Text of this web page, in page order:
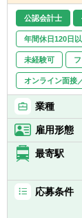
公認会計士
年間休日120日
未経験可
オンライン面接
業種
雇用形態
最寄駅
応募条件